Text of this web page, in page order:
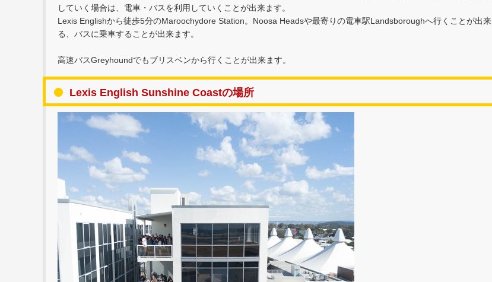
していく場合は、電車・バスを利用していくことが出来ます。
Lexis Englishから徒歩5分のMaroochydore Station。Noosa Headsや最寄りの電車駅Landsboroughへ行くことが出来
る、バスに乗車することが出来ます。
高速バスGreyhoundでもブリスベンから行くことが出来ます。
Lexis English Sunshine Coastの場所